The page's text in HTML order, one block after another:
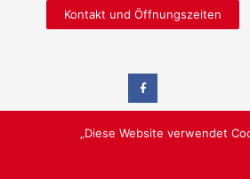
Kontakt und Öffnungszeiten
„Diese Website verwendet